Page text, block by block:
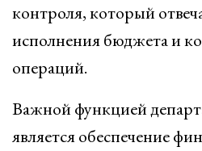
контроля, который
исполнения бюджета и
операций.
Важной функцией
является обеспечение